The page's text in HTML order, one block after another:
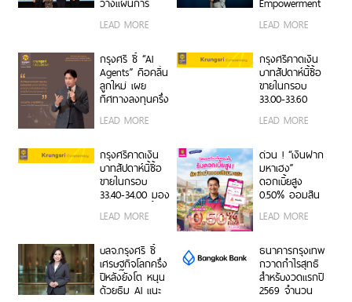
สภาพภูมิอากาศ
Cooler Earth
Thailand 2026
LEAD MORE Program สร้าง
สานต่อความ
สำเร็จครอบครัว
จากรุ่นสู่รุ่น
LEAD MORE
กรุงศรี ชี้ “AI
Agents” คือคลื่น
ลูกใหม่ เผย
ทิศทางลงทุนครึ่ง
สูตรจัดพอร์ต
รับมือความไม่
แน่นอนเศรษฐกิจ
โลก
LEAD MORE
กรุงศรีคาดเงิน
บาทสัปดาห์นี้ซื้อ
ขายในกรอบ
33.00-33.60
งานสหรัฐฯ
LEAD MORE
กรุงศรีคาดเงิน
บาทสัปดาห์นี้ซื้อ
ขายในกรอบ
33.40-34.00 มอง
LEAD MORE
ด่วน ! “เงินฝาก
มหาเฮง”
ดอกเบี้ยสูง
0.50% ออมสิน
เปลี่ยนยอดขาย
อัตโนมัติ
LEAD MORE
บลจ.กรุงศรี ชี้
เศรษฐกิจโลกครึ่ง
ปีหลังยังโต หนุน
ด้วยธีม AI แนะ
ธนาคารกรุงเทพ
กวาดกำไรสุทธิ
สำหรับงวดแรกปี
2569 จำนวน